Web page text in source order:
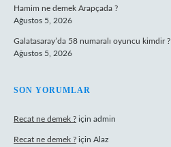
Hamim ne demek Arapçada ?
Ağustos 5, 2026
Galatasaray’da 58 numaralı oyuncu kimdir ?
Ağustos 5, 2026
SON YORUMLAR
Recat ne demek ? için admin
Recat ne demek ? için Alaz